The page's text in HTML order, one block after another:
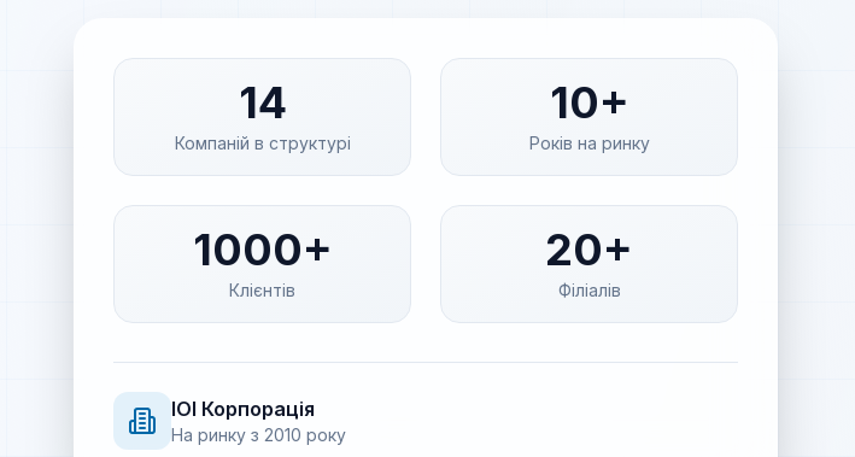
14
Компаній в структурі
10+
Років на ринку
1000+
Клієнтів
20+
Філіалів
IOI Корпорація
На ринку з 2010 року